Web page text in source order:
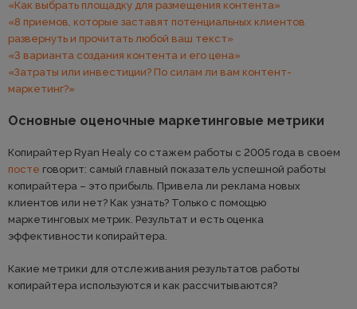
«Как выбрать площадку для размещения контента»
​«8 приемов, которые заставят потенциальных клиентов
развернуть и прочитать любой ваш текст»
«3 варианта создания контента и его цена»
​«Затраты или инвестиции? По силам ли вам контент-
маркетинг?»
Основные оценочные маркетинговые метрики
Копирайтер Ryan Healy со стажем работы с 2005 года в своем
посте говорит: самый главный показатель успешной работы
копирайтера – это прибыль. Привела ли реклама новых
клиентов или нет? Как узнать? Только с помощью
маркетинговых метрик. Результат и есть оценка
эффективности копирайтера.
Какие метрики для отслеживания результатов работы
копирайтера используются и как рассчитываются?